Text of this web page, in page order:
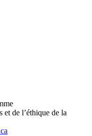
de l’éthique de la